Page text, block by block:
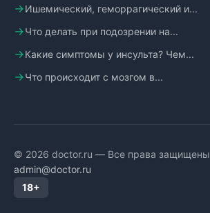
Ишемический, геморрагический и...
Что делать при подозрении на...
Какие симптомы у инсульта? Чем...
Что происходит с мозгом в...
© 2026 doctor.ru — Все права защищены
admin@doctor.ru
18+